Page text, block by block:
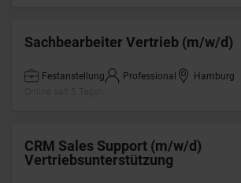
Sachbearbeiter Vertrieb (m/w/d)
Festanstellung Professional
Hamburg
CRM Sales Support (m/w/d)
Vertriebsunterstützung